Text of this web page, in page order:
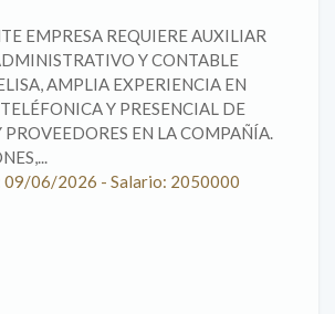
EMPRESA REQUIERE AUXILIAR
Y CONTABLE
AMPLIA EXPERIENCIA EN
Y PRESENCIAL DE
PROVEEDORES EN LA COMPAÑÍA.
09/06/2026 - Salario: 2050000